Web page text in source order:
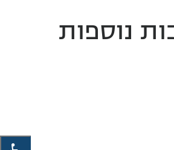
נוספות